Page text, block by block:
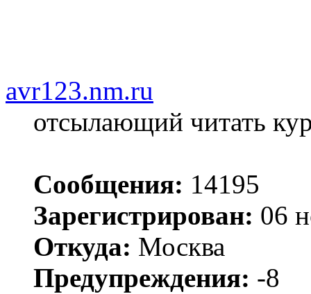
avr123.nm.ru
отсылающий читать
Сообщения: 14195
Зарегистрирован: 06
Откуда: Москва
Предупреждения: -8